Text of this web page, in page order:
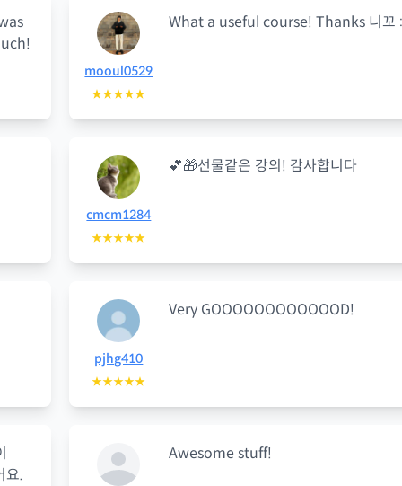
mooul0529
★★★★★
What a useful course! Thanks 니꼬
cmcm1284
★★★★★
💕🎁선물같은 강의! 감사합니다
pjhg410
★★★★★
Very GOOOOOOOOOOOOD!
요.
Awesome stuff!